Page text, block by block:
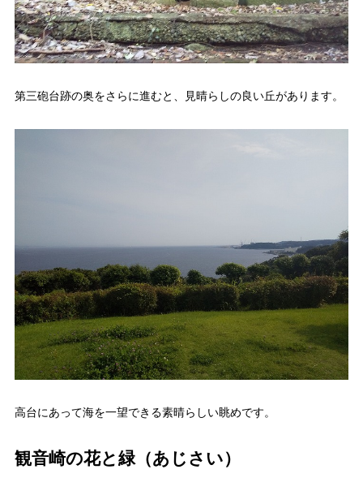
第三砲台跡の奥をさらに進むと、見晴らしの良い丘があります。
高台にあって海を一望できる素晴らしい眺めです。
観音崎の花と緑（あじさい）